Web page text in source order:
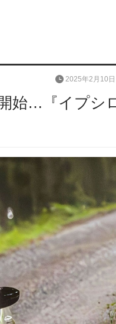
始…『イプシ
2025年2月10